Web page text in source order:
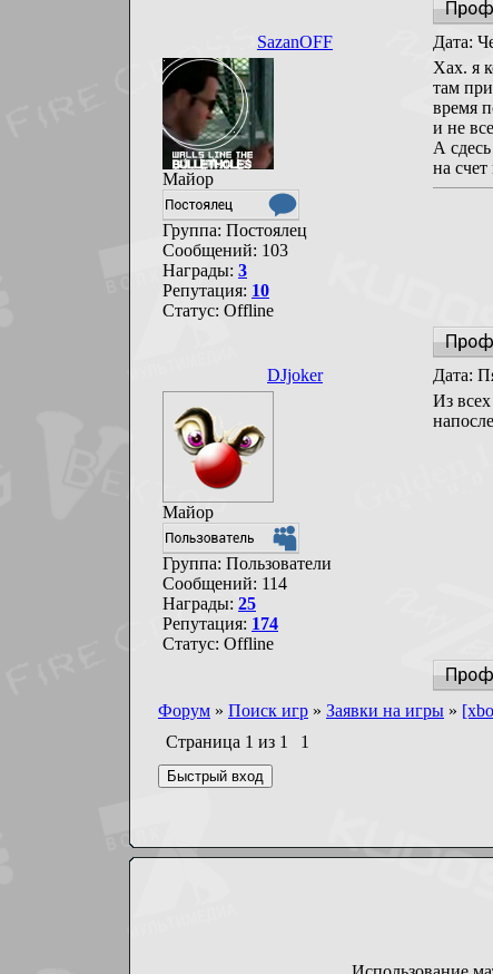
SazanOFF Дата:
Майор
Группа: Постоялец
Сообщений: 103
Награды: 3
Репутация: 10
Статус: Offline
Хах. я
там
время
и не
А
на
DJjoker Дата:
Майор
Группа: Пользователи
Сообщений: 114
Награды: 25
Репутация: 174
Статус: Offline
Из
Форум » Поиск игр » Заявки на игры »
Страница 1 из 1
1